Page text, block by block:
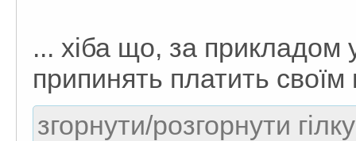
... хіба що, за прикладом
припинять платить
згорнути/розгорнути